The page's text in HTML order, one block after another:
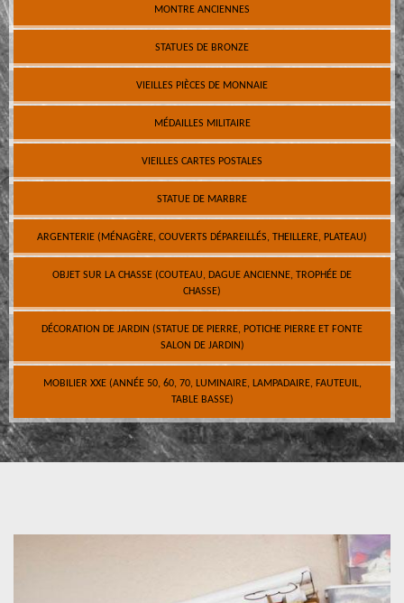
MONTRE ANCIENNES
STATUES DE BRONZE
VIEILLES PIÈCES DE MONNAIE
MÉDAILLES MILITAIRE
VIEILLES CARTES POSTALES
STATUE DE MARBRE
ARGENTERIE (MÉNAGÈRE, COUVERTS DÉPAREILLÉS, THEILLERE, PLATEAU)
OBJET SUR LA CHASSE (COUTEAU, DAGUE ANCIENNE, TROPHÉE DE
CHASSE)
DÉCORATION DE JARDIN (STATUE DE PIERRE, POTICHE PIERRE ET FONTE
SALON DE JARDIN)
MOBILIER XXE (ANNÉE 50, 60, 70, LUMINAIRE, LAMPADAIRE, FAUTEUIL,
TABLE BASSE)